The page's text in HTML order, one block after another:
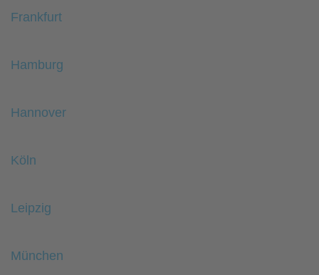
Frankfurt
Hamburg
Hannover
Köln
Leipzig
München